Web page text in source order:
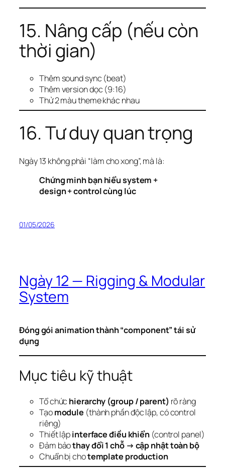
15. Nâng cấp (nếu còn
thời gian)
Thêm sound sync (beat)
Thêm version dọc (9:16)
Thử 2 màu theme khác nhau
16. Tư duy quan trọng
Ngày 13 không phải “làm cho xong”, mà là:
Chứng minh bạn hiểu system +
design + control cùng lúc
01/05/2026
Ngày 12 — Rigging & Modular
System
Đóng gói animation thành “component” tái sử
dụng
Mục tiêu kỹ thuật
Tổ chức hierarchy (group / parent) rõ ràng
Tạomodule (thành phần độc lập, có control
riêng)
Thiết lậpinterface điều khiển (control panel)
Đảm bảothay đổi 1 chỗ → cập nhật toàn bộ
Chuẩn bị chotemplate production